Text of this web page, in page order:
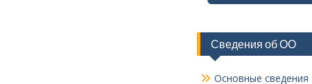
Сведения об ОО
Основные сведения